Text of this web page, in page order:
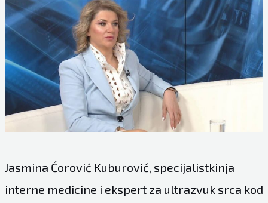
Jasmina Ćorović Kuburović, specijalistkinja
interne medicine i ekspert za ultrazvuk srca kod